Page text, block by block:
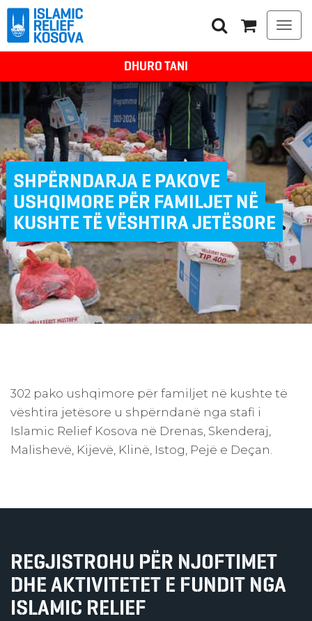
DHURO TANI
SHPËRNDARJA E PAKOVE
USHQIMORE PËR FAMILJET NË
KUSHTE TË VËSHTIRA JETËSORE
302 pako ushqimore për familjet në kushte të
vështira jetësore u shpërndanë nga stafi i
Islamic Relief Kosova në Drenas, Skenderaj,
Malishevë, Kijevë, Klinë, Istog, Pejë e Deçan.
REGJISTROHU PËR NJOFTIMET
DHE AKTIVITETET E FUNDIT NGA
ISLAMIC RELIEF